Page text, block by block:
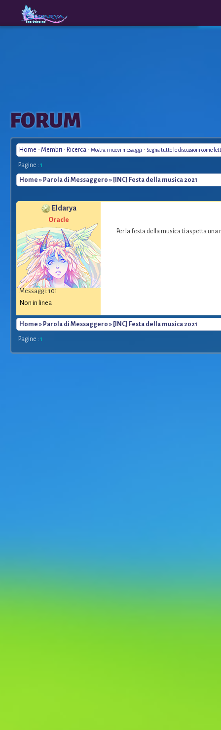
The
Origins
FORUM
Home - Membri - Ricerca - Mostra i nuovi messaggi - Segna tutte le discussioni come
Pagine : 1
Home » Parola di Messaggero » [INC] Festa della musica 2021
Eldarya
Oracle
Messaggi: 101
Per la festa della musica ti aspetta
Non in linea
Home » Parola di Messaggero » [INC] Festa della musica 2021
Pagine : 1